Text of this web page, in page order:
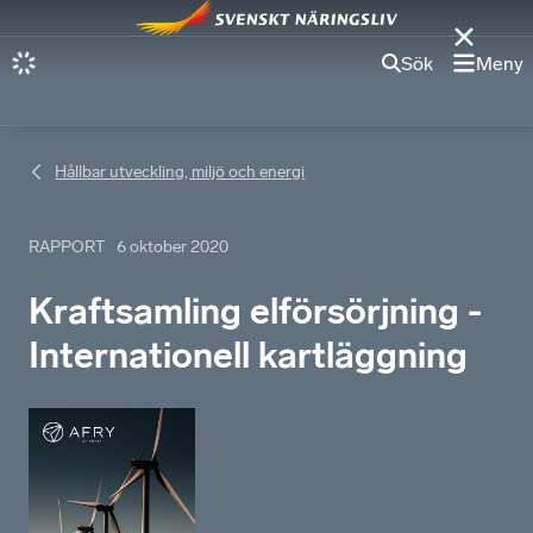
Sök Meny
Hållbar utveckling, miljö och energi
RAPPORT 6 oktober 2020
Kraftsamling elförsörjning -
Internationell kartläggning